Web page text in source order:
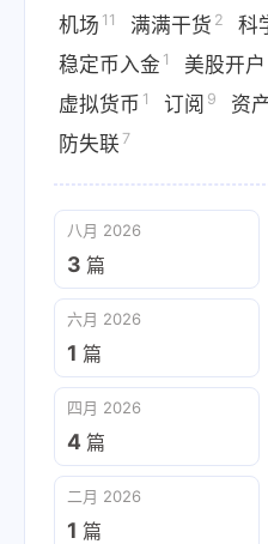
机场 11 满满干货 2 科
稳定币入金 1 美股开户
虚拟货币 1 订阅 9 资
防失联 7
八月 2026
3 篇
六月 2026
1 篇
四月 2026
4 篇
二月 2026
1 篇